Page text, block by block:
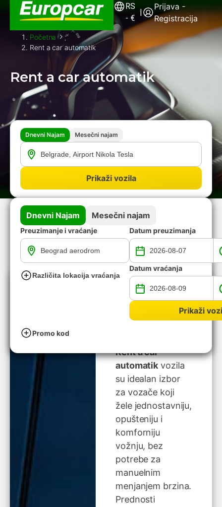
RS
- €
|
Prijava -
Registracija
Početna
Rent a car automatik
Rent a car automatik
Dnevni Najam Mesečni najam
Prikaži vozila
Dnevni Najam Mesečni najam
Preuzimanje i vraćanje
Različita lokacija vraćanja
Datum preuzimanja
Datum vraćanja
Prikaži
Promo kod
Zašto izabrati
automobil sa
automatskim
Rent a car
automatik vozila
su idealan izbor
za vozače koji
žele jednostavniju,
opušteniju i
komforniju
vožnju, bez
potrebe za
manuelnim
menjanjem brzina.
Prednosti